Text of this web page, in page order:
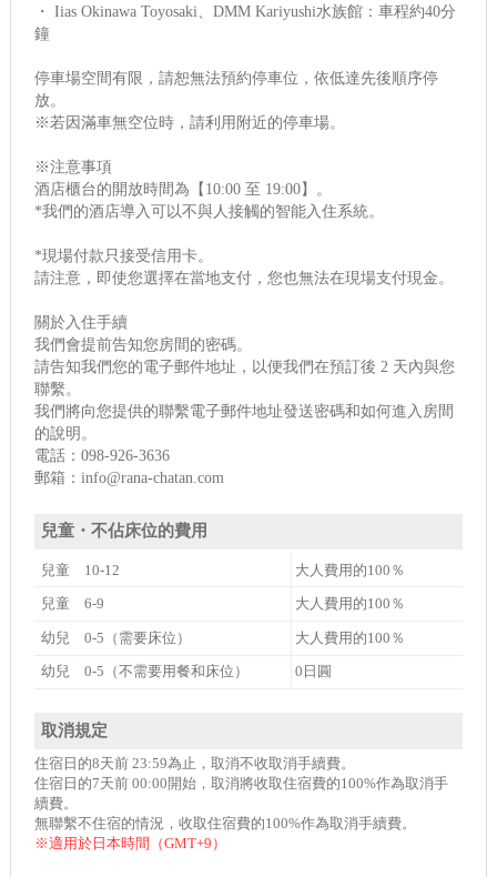
・ Iias Okinawa Toyosaki、DMM Kariyushi水族館：車程約40分
鐘
停車場空間有限，請恕無法預約停車位，依低達先後順序停
放。
※若因滿車無空位時，請利用附近的停車場。
※注意事項
酒店櫃台的開放時間為【10:00 至 19:00】。
*我們的酒店導入可以不與人接觸的智能入住系統。
*現場付款只接受信用卡。
請注意，即使您選擇在當地支付，您也無法在現場支付現金。
關於入住手續
我們會提前告知您房間的密碼。
請告知我們您的電子郵件地址，以便我們在預訂後 2 天內與您
聯繫。
我們將向您提供的聯繫電子郵件地址發送密碼和如何進入房間
的說明。
電話：098-926-3636
郵箱：info@rana-chatan.com
兒童・不佔床位的費用
兒童 10-12 大人費用的100％
兒童 6-9 大人費用的100％
幼兒 0-5（需要床位） 大人費用的100％
幼兒 0-5（不需要用餐和床位） 0日圓
取消規定
住宿日的8天前 23:59為止，取消不收取消手續費。
住宿日的7天前 00:00開始，取消將收取住宿費的100%作為取消手
續費。
無聯繫不住宿的情況，收取住宿費的100%作為取消手續費。
※適用於日本時間（GMT+9）